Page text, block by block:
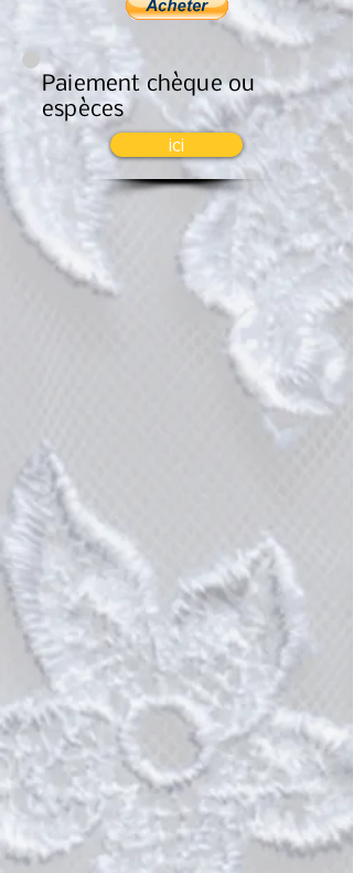
Paiement chèque ou
espèces
ici